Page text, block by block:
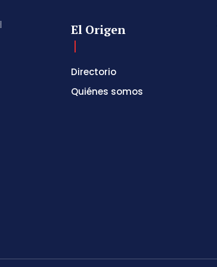
El Origen
Directorio
Quiénes somos